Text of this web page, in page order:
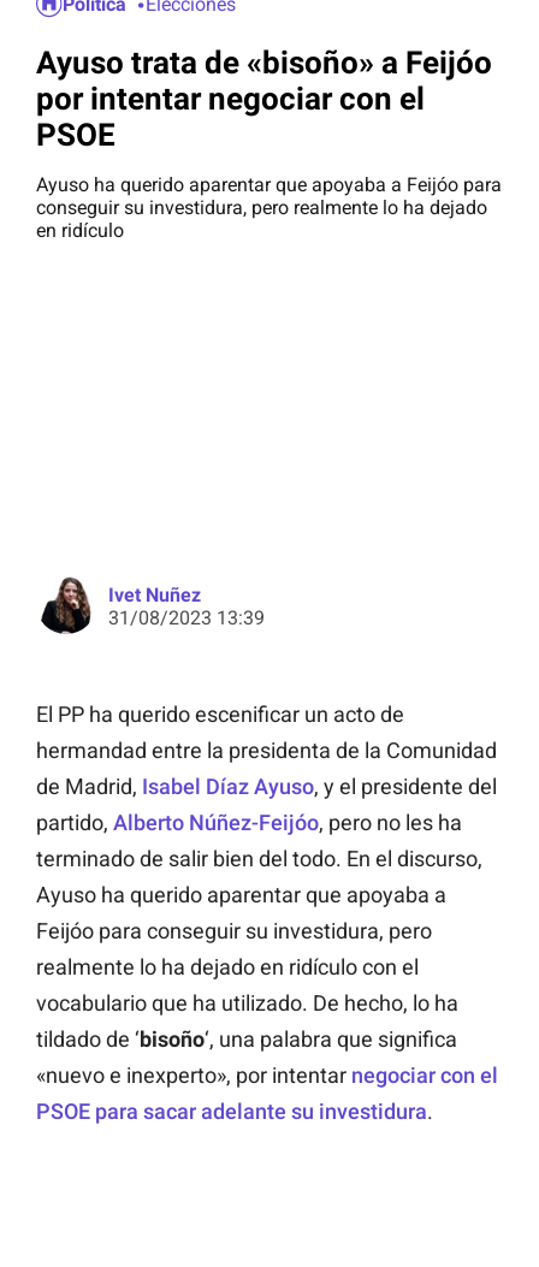
Ayuso trata de «bisoño» a Feijóo
por intentar negociar con el
PSOE
Ayuso ha querido aparentar que apoyaba a Feijóo para
conseguir su investidura, pero realmente lo ha dejado
en ridículo
Ivet Nuñez
31/08/2023 13:39
El PP ha querido escenificar un acto de
hermandad entre la presidenta de la Comunidad
de Madrid, Isabel Díaz Ayuso, y el presidente del
partido, Alberto Núñez-Feijóo, pero no les ha
terminado de salir bien del todo. En el discurso,
Ayuso ha querido aparentar que apoyaba a
Feijóo para conseguir su investidura, pero
realmente lo ha dejado en ridículo con el
vocabulario que ha utilizado. De hecho, lo ha
tildado de ‘bisoño‘, una palabra que significa
«nuevo e inexperto», por intentar negociar con el
PSOE para sacar adelante su investidura.